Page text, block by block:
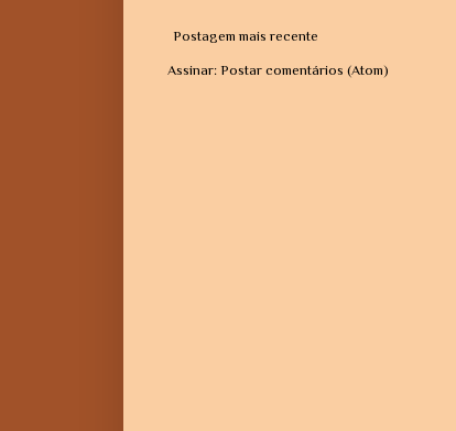
Postagem mais recente
Assinar: Postar comentários (Atom)